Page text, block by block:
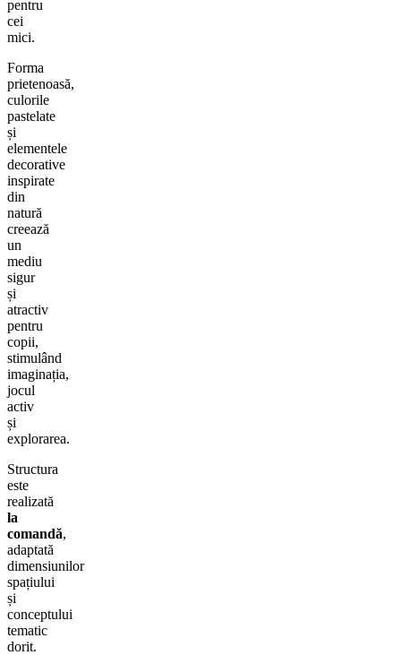
pentru
cei
mici.
Forma
prietenoasă,
culorile
pastelate
și
elementele
decorative
inspirate
din
natură
creează
un
mediu
sigur
și
atractiv
pentru
copii,
stimulând
imaginația,
jocul
activ
și
explorarea.
Structura
este
realizată
la
comandă,
adaptată
dimensiunilor
spațiului
și
conceptului
tematic
dorit.